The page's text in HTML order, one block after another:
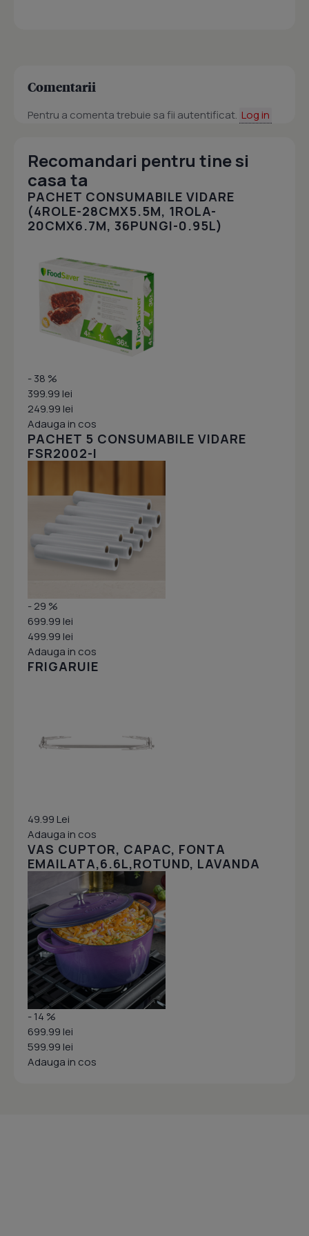
Comentarii
Pentru a comenta trebuie sa fii autentificat. Log in
Recomandari pentru tine si
casa ta
PACHET CONSUMABILE VIDARE
(4ROLE-28CMX5.5M, 1ROLA-
20CMX6.7M, 36PUNGI-0.95L)
- 38 %
399.99 lei
249.99 lei
Adauga in cos
PACHET 5 CONSUMABILE VIDARE
FSR2002-I
- 29 %
699.99 lei
499.99 lei
Adauga in cos
FRIGARUIE
49.99 Lei
Adauga in cos
VAS CUPTOR, CAPAC, FONTA
EMAILATA,6.6L,ROTUND, LAVANDA
- 14 %
699.99 lei
599.99 lei
Adauga in cos